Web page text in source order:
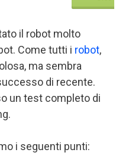
il robot molto
Come tutti i robot,
ma sembra
di recente.
un test completo di
i seguenti punti: